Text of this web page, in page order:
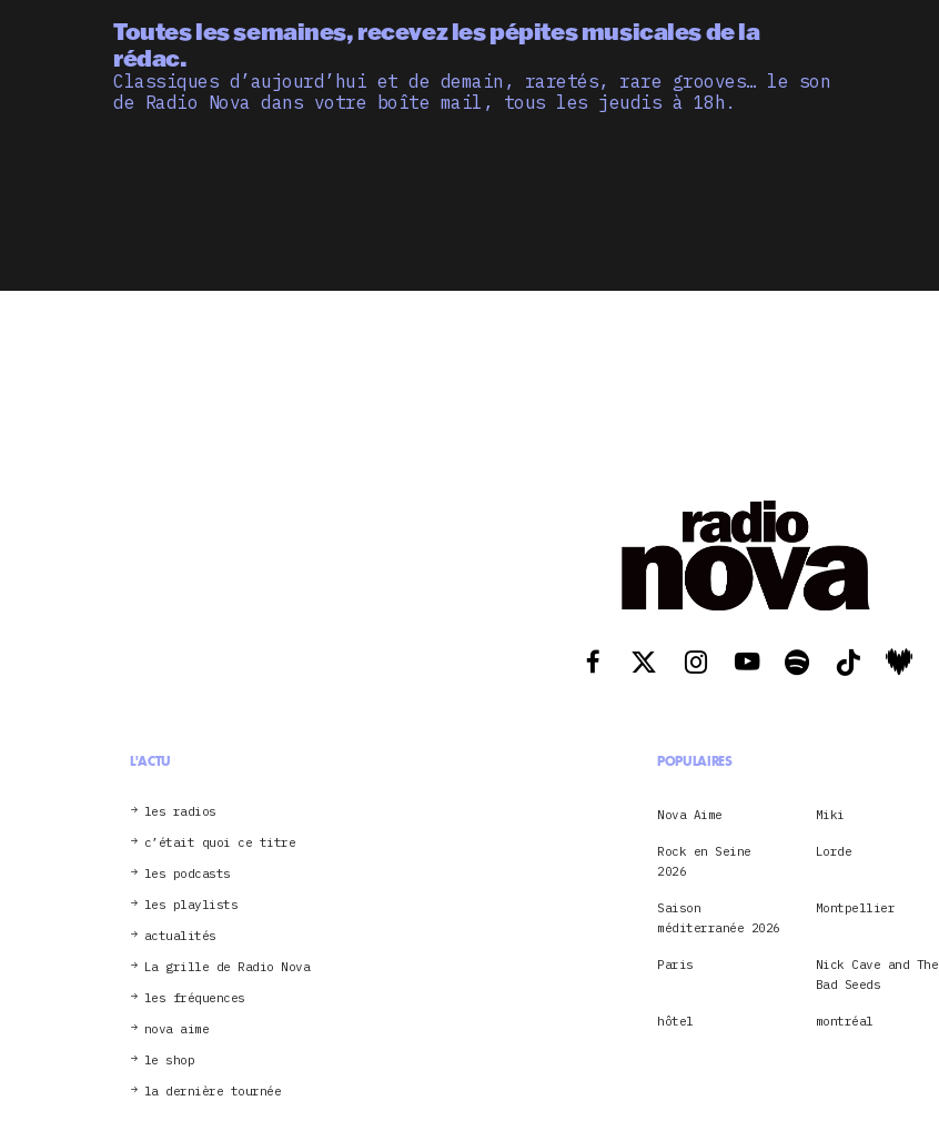
Toutes les semaines, recevez les pépites musicales de la
rédac.
Classiques d’aujourd’hui et de demain, raretés, rare grooves… le son
de Radio Nova dans votre boîte mail, tous les jeudis à 18h.
L'ACTU
les radios
c’était quoi ce titre
les podcasts
les playlists
actualités
La grille de Radio Nova
les fréquences
nova aime
le shop
la dernière tournée
POPULAIRES
Nova Aime Miki
Rock en Seine
2026
Lorde
Saison
méditerranée 2026
Montpellier
Paris
Nick Cave and The
Bad Seeds
hôtel montréal